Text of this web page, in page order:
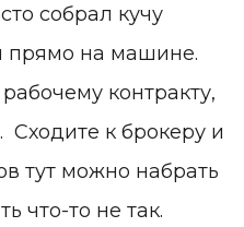
собрал кучу
прямо на машине.
контракту,
Сходите к брокеру и
тут можно набрать
что-то не так.